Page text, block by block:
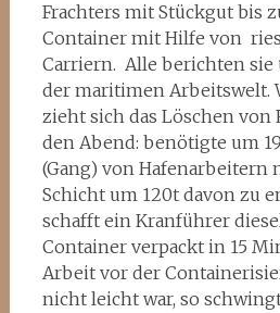
Frachters mit Stückgut bis
Container mit Hilfe von
Carriern. Alle berichten sie
der maritimen Arbeitswelt.
zieht sich das Löschen von
den Abend: benötigte um
(Gang) von Hafenarbeitern
Schicht um 120t davon zu
schafft ein Kranführer
Container verpackt in 15
Arbeit vor der
nicht leicht war, so